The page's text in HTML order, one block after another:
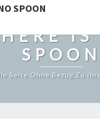
SPOON
IS
SPOON
Seite Ohne Bezug Zu